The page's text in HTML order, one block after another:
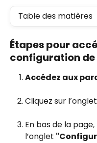
Table des matières
Étapes pour
configuration
Accédez aux
Cliquez sur l’onglet
En bas de la
l’onglet